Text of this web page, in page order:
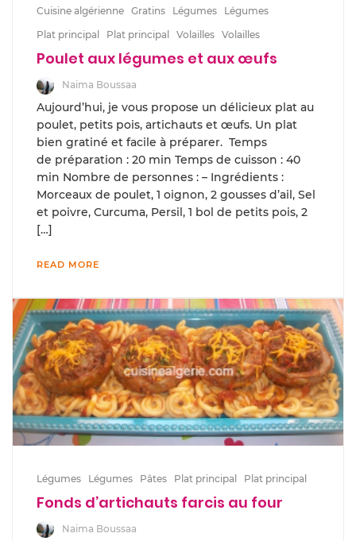
Cuisine algérienne Gratins Légumes
Légumes
Plat principal
Plat principal Volailles Volailles
Poulet aux légumes et aux œufs
Naima Boussaa
Aujourd’hui, je vous propose un délicieux plat au
poulet, petits pois, artichauts et œufs. Un plat
bien gratiné et facile à préparer. Temps
de préparation : 20 min Temps de cuisson : 40
min Nombre de personnes : – Ingrédients :
Morceaux de poulet, 1 oignon, 2 gousses d’ail, Sel
et poivre, Curcuma, Persil, 1 bol de petits pois, 2
[…]
READ MORE
Légumes Légumes Pâtes Plat principal Plat principal
Fonds d’artichauts farcis au four
Naima Boussaa